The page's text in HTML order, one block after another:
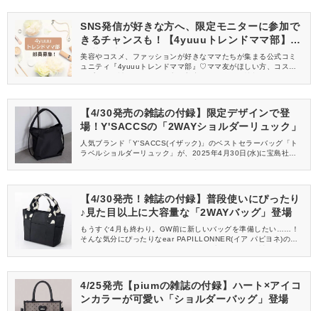
SNS発信が好きな方へ、限定モニターに参加で
きるチャンスも！【4yuuuトレンドママ部】部
員募集中
美容やコスメ、ファッションが好きなママたちが集まる公式コミ
ュニティ『4yuuuトレンドママ部』♡ママ友がほしい方、コスメサ
信してくれる方を募集しています！
【4/30発売の雑誌の付録】限定デザインで登
場！Y'SACCSの「2WAYショルダーリュック」
人気ブランド「Y'SACCS(イザック)」のベストセラーバッグ「ト
ラベルショルダーリュック」が、2025年4月30日(水)に宝島社か
勝手バツグンの2WAYショルダーリュックは、アクティブな季節と
すぐるデザインもポイントですよ。
【4/30発売！雑誌の付録】普段使いにぴったり
♪見た目以上に大容量な「2WAYバッグ」登場
もうすぐ4月も終わり。GW前に新しいバッグを準備したい……！
そんな気分にぴったりなear PAPILLONNER(イア パピヨネ)の大
初登場です。見た目以上の収納力、おしゃれなダルメシアン柄、
かった♪」と思える魅力たっぷりな仕上がりですよ。
4/25発売【piumの雑誌の付録】ハート×アイコ
ンカラーが可愛い「ショルダーバッグ」登場